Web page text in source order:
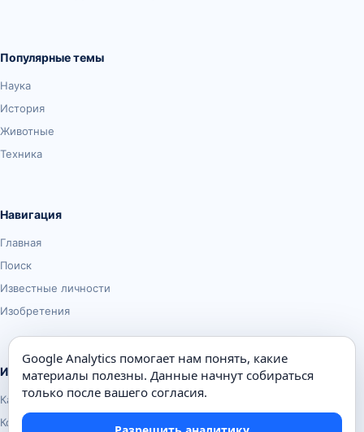
Популярные темы
Наука
История
Животные
Техника
Навигация
Главная
Поиск
Известные личности
Изобретения
Информация
Карта сайта
Контакты
Google Analytics помогает нам понять, какие
материалы полезны. Данные начнут собираться
только после вашего согласия.